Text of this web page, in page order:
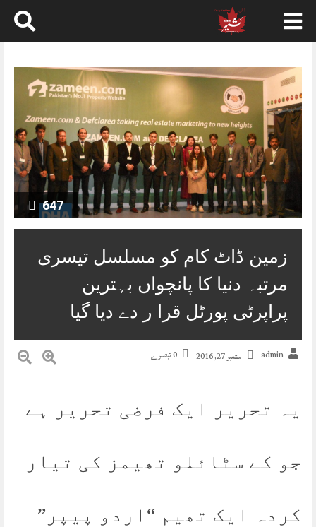
content
647
زمین ڈاٹ کام کو مسلسل تیسری
مرتبہ دنیا کا پانچواں بہترین
پراپرٹی پورٹل قرا ر دے دیا گیا
admin ستمبر 27, 2016
یہ تحریر ایک فرضی تحریر ہے
جو کے سٹائلو تھیمز کی تیار
کردہ ایک تھیم “اردو پیپر”